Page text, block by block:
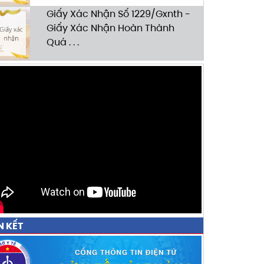
Giấy Xác Nhận Số 1229/Gxnth -
Giấy Xác Nhận Hoàn Thành
Quá . . .
KẾT